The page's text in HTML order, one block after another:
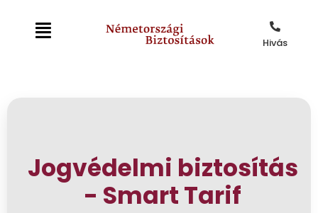
Hivás
Jogvédelmi biztosítás
- Smart Tarif